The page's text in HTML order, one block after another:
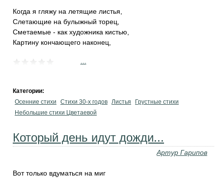
Когда я гляжу на летящие листья,
Слетающие на булыжный торец,
Сметаемые - как художника кистью,
Картину кончающего наконец,
Категории:
Осенние стихи
Стихи 30-х годов Листья
Грустные стихи
Небольшие стихи Цветаевой
Который день идут дожди...
Артур Гарипов
Вот только вдуматься на миг